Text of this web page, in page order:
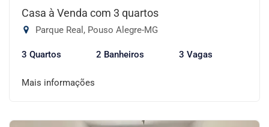
Casa à Venda com 3 quartos
Parque Real, Pouso Alegre-MG
3 Quartos 2 Banheiros 3 Vagas
Mais informações